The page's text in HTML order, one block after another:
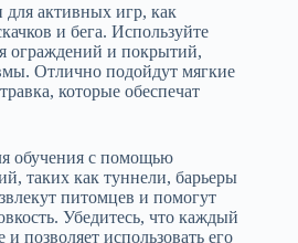
для активных игр, как
и бега. Используйте
ограждений и покрытий,
Отлично подойдут мягкие
которые обеспечат
обучения с помощью
таких как туннели, барьеры
питомцев и помогут
Убедитесь, что каждый
позволяет использовать его